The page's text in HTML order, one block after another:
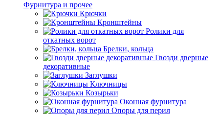
Фурнитура и прочее
Крючки
Кронштейны
Ролики для
откатных ворот
Брелки, кольца
Гвозди дверные
декоративные
Заглушки
Ключницы
Козырьки
Оконная фурнитура
Опоры для перил